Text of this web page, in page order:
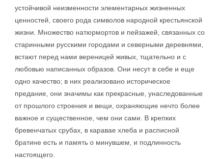
устойчивой неизменности элементарных жизненных
ценностей, своего рода символов народной крестьянской
жизни. Множество натюрмортов и пейзажей, связанных со
старинными русскими городами и северными деревнями,
встают перед нами вереницей живых, тщательно и с
любовью написанных образов. Они несут в себе и еще
одно качество; в них реализовано историческое
предание, они значимы как прекрасные, унаследованные
от прошлого строения и вещи, охраняющие нечто более
важное и существенное, чем они сами. В крепких
бревенчатых срубах, в каравае хлеба и расписной
братине есть и память о минувшем, и подлинность
настоящего.